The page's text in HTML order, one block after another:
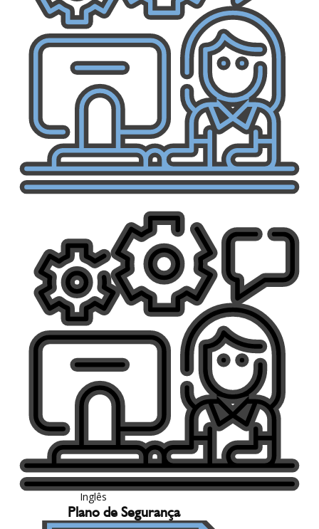
Inglês
Plano de Segurança